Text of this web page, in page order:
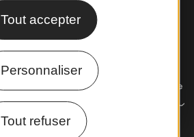
Tout accepter
Personnaliser
Tout refuser